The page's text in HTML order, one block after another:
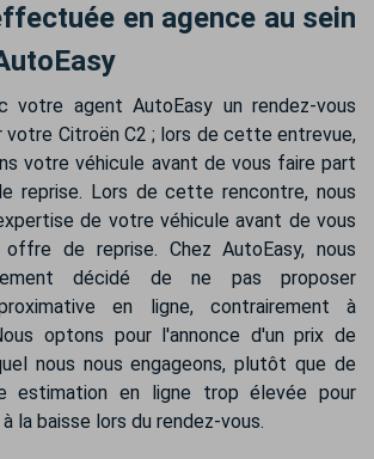
en agence au sein
votre agent AutoEasy un rendez-vous
votre Citroën C2 ; lors de cette entrevue,
votre véhicule avant de vous faire part
reprise. Lors de cette rencontre, nous
de votre véhicule avant de vous
de reprise. Chez AutoEasy, nous
décidé de ne pas proposer
en ligne, contrairement à
optons pour l'annonce d'un prix de
nous nous engageons, plutôt que de
estimation en ligne trop élevée pour
la baisse lors du rendez-vous.